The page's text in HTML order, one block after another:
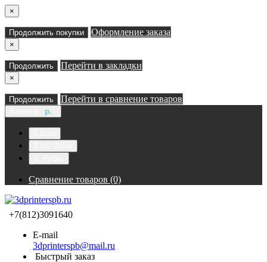
×
Продолжить покупки Оформление заказа
×
Продолжить Перейти в закладки
×
Продолжить Перейти в сравнение товаров
р.
Сравнение товаров (0)
+7(812)3091640
E-mail
3dprinterspb@mail.ru
Быстрый заказ